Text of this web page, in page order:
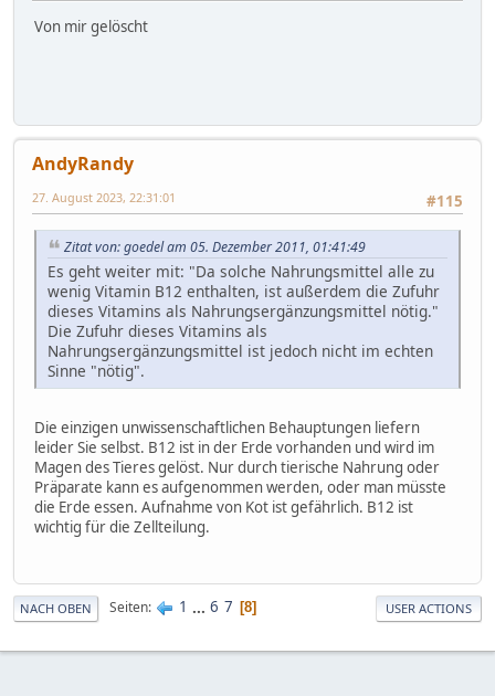
Von mir gelöscht
AndyRandy
#115
27. August 2023, 22:31:01
Zitat von: goedel am 05. Dezember 2011, 01:41:49
Es geht weiter mit: "Da solche Nahrungsmittel alle zu
wenig Vitamin B12 enthalten, ist außerdem die Zufuhr
dieses Vitamins als Nahrungsergänzungsmittel nötig."
Die Zufuhr dieses Vitamins als
Nahrungsergänzungsmittel ist jedoch nicht im echten
Sinne "nötig".
Die einzigen unwissenschaftlichen Behauptungen liefern
leider Sie selbst. B12 ist in der Erde vorhanden und wird im
Magen des Tieres gelöst. Nur durch tierische Nahrung oder
Präparate kann es aufgenommen werden, oder man müsste
die Erde essen. Aufnahme von Kot ist gefährlich. B12 ist
wichtig für die Zellteilung.
NACH OBEN Seiten 1 ... 6 7 8 USER ACTIONS